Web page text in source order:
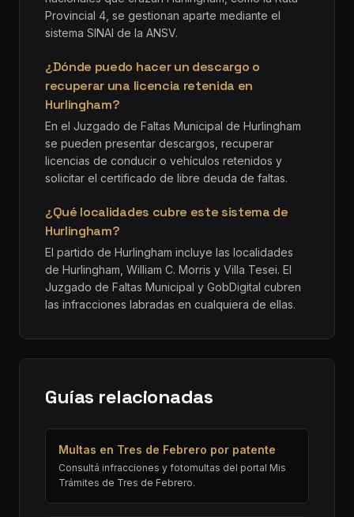
Provincial 4, se gestionan aparte mediante el
sistema SINAI de la ANSV.
¿Dónde puedo hacer un descargo o
recuperar una licencia retenida en
Hurlingham?
En el Juzgado de Faltas Municipal de Hurlingham
se pueden presentar descargos, recuperar
licencias de conducir o vehículos retenidos y
solicitar el certificado de libre deuda de faltas.
¿Qué localidades cubre este sistema de
Hurlingham?
El partido de Hurlingham incluye las localidades
de Hurlingham, William C. Morris y Villa Tesei. El
Juzgado de Faltas Municipal y GobDigital cubren
las infracciones labradas en cualquiera de ellas.
Guías relacionadas
Multas en Tres de Febrero por patente
Consultá infracciones y fotomultas del portal Mis
Trámites de Tres de Febrero.